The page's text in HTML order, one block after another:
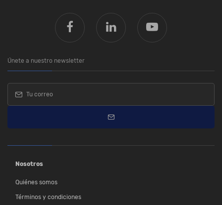
Únete a nuestro newsletter
Nosotros
Quiénes somos
Términos y condiciones